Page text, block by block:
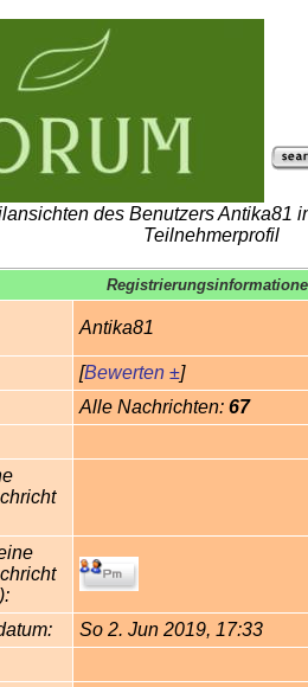
des Benutzers Antika81
Teilnehmerprofil
Antika81
[Bewerten ±]
Alle Nachrichten:67
So 2. Jun 2019, 17:33